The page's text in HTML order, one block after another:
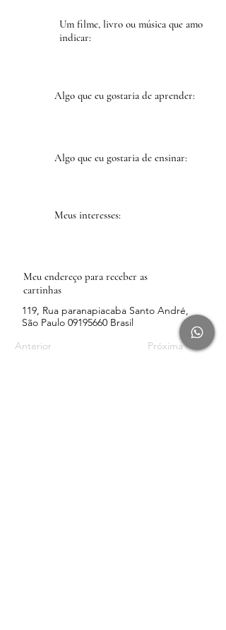
Um filme, livro ou música que amo
indicar:
Algo que eu gostaria de aprender:
Algo que eu gostaria de ensinar:
Meus interesses:
Meu endereço para receber as
cartinhas
119, Rua paranapiacaba Santo André,
São Paulo 09195660 Brasil
Anterior
Próxima